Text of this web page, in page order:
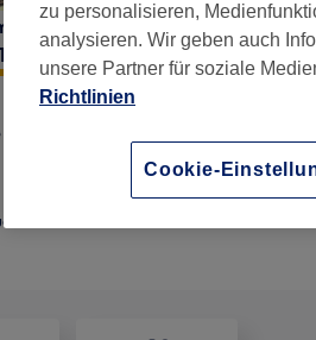
, 44139
hast?
zu personalisieren,
analysieren. Wir geben auch
unsere Partner für soziale
Richtlinien
Cookie-